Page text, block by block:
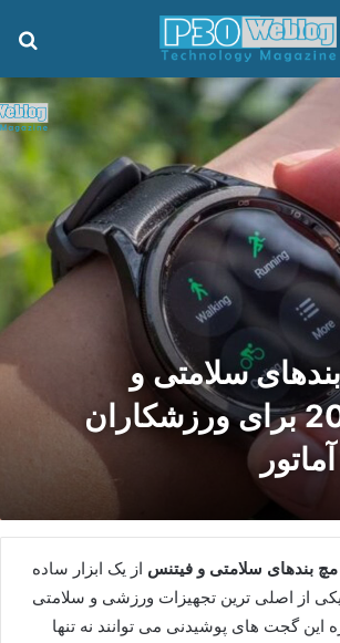
سلامتی و
فیتنس 2025 برای ورزشکاران
مچ بندهای سلامتی و فیتنس از یک ابزار ساده
از اصلی ترین تجهیزات ورزشی و سلامتی
این گجت های پوشیدنی می توانند نه تنها